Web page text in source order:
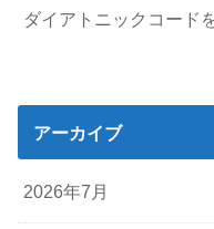
ダイアトニックコード
アーカイブ
2026年7月